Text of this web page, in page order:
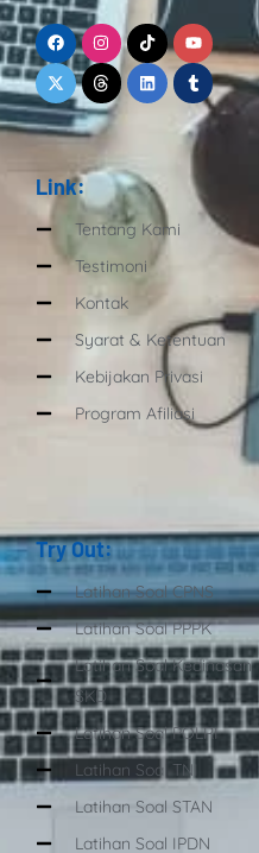
FacebookInstagram
TiktokYoutube
X-
twitter
LinkedinTumblr
Link:
Tentang Kami
Testimoni
Kontak
Syarat & Ketentuan
Kebijakan Privasi
Program Afiliasi
Try Out:
Latihan Soal CPNS
Latihan Soal PPPK
Latihan Soal Kedinasan
SKD
Latihan Soal POLRI
Latihan Soal TNI
Latihan Soal STAN
Latihan Soal IPDN